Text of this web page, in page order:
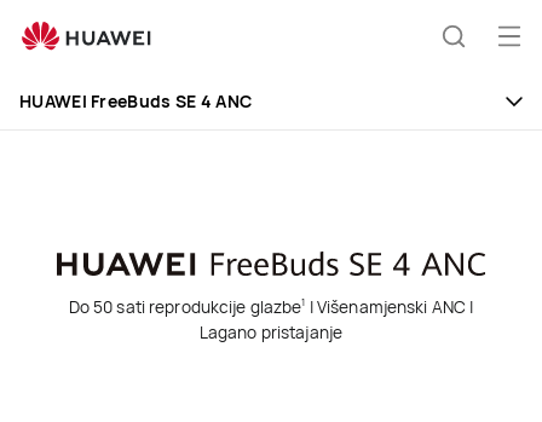
FreeBuds
HUAWEI FreeBuds SE 4 ANC
Do 50 sati reprodukcije glazbe1 | Višenamjenski ANC |
Lagano pristajanje